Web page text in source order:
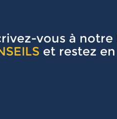
vous à notre
et restez en